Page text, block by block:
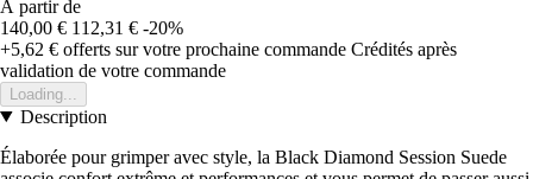
À partir de
140,00 € 112,31 € -20%
+5,62 € offerts sur votre prochaine commande Crédités après
validation de votre commande
Loading...
Description
Élaborée pour grimper avec style, la Black Diamond Session Suede